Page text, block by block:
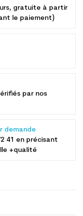
gratuite à partir
le paiement)
par nos
demande
41 en précisant
+qualité